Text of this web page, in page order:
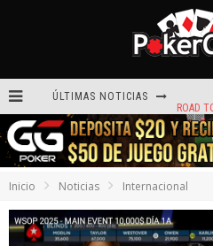
ÚLTIMAS NOTICIAS
Inicio Noticias Internacional